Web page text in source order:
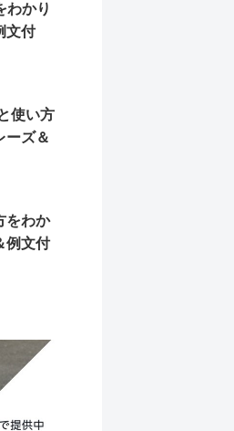
わかり
文付
使い方
ーズ＆
をわか
例文付